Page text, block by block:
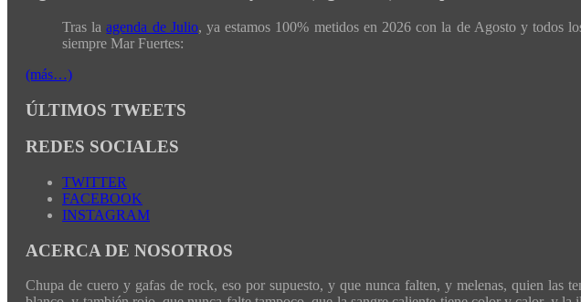
Tras laagenda de Julio, ya estamos 100% metidos en 2026 con la de Agosto y todos
siempre Mar Fuertes:
(más…)
ÚLTIMOS TWEETS
REDES SOCIALES
TWITTER
FACEBOOK
INSTAGRAM
ACERCA DE NOSOTROS
Chupa de cuero y gafas de rock, eso por supuesto, y que nunca falten, y melenas, quien las